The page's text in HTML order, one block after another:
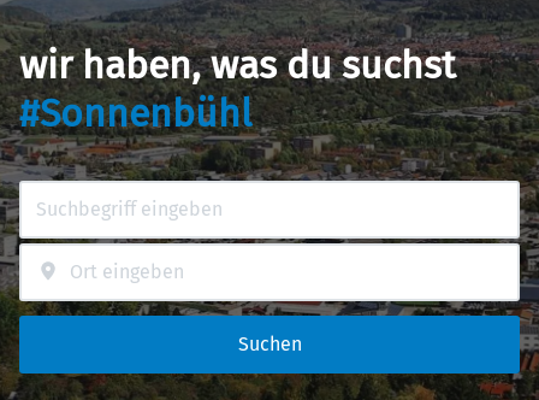
wir haben, was du suchst
#Sonnenbühl
Suchen